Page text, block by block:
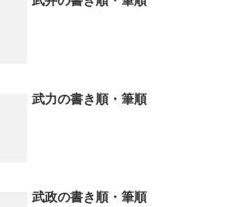
武力の書き順・筆順
武政の書き順・筆順